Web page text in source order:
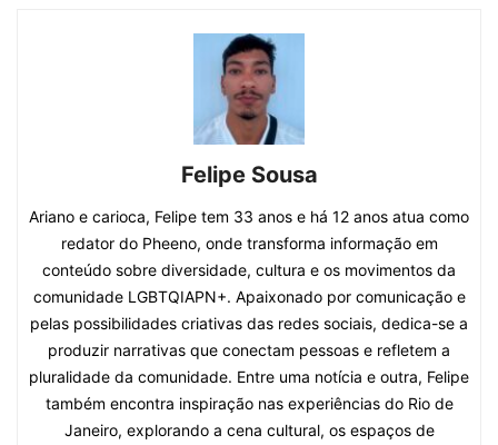
Felipe Sousa
Ariano e carioca, Felipe tem 33 anos e há 12 anos atua como
redator do Pheeno, onde transforma informação em
conteúdo sobre diversidade, cultura e os movimentos da
comunidade LGBTQIAPN+. Apaixonado por comunicação e
pelas possibilidades criativas das redes sociais, dedica-se a
produzir narrativas que conectam pessoas e refletem a
pluralidade da comunidade. Entre uma notícia e outra, Felipe
também encontra inspiração nas experiências do Rio de
Janeiro, explorando a cena cultural, os espaços de